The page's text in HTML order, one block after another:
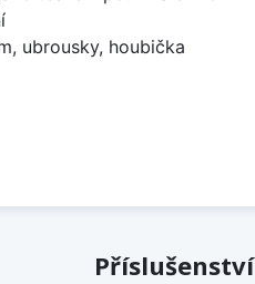
ubrousky, houbička
Příslušenství